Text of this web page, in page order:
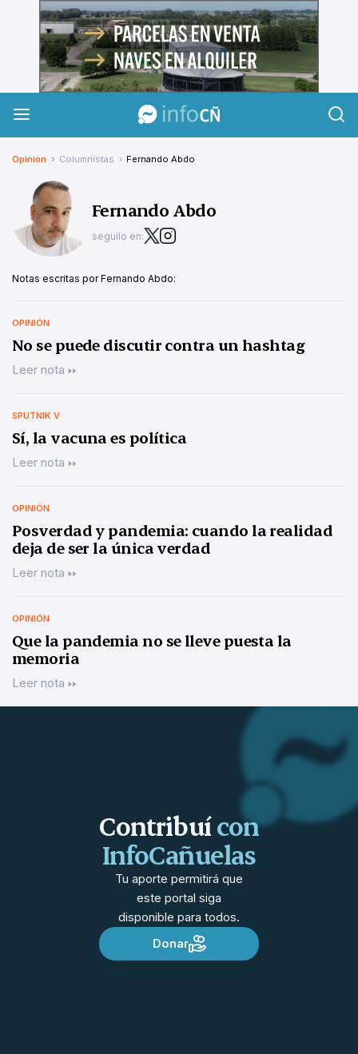
InfoCañuelas
Opinión Columnistas Fernando Abdo
Fernando Abdo
seguilo en:
Notas escritas por Fernando Abdo:
OPINIÓN
No se puede discutir contra un hashtag
Leer nota
SPUTNIK V
Sí, la vacuna es política
Leer nota
OPINIÓN
Posverdad y pandemia: cuando la realidad
deja de ser la única verdad
Leer nota
OPINIÓN
Que la pandemia no se lleve puesta la
memoria
Leer nota
Contribuícon
InfoCañuelas
Tu aporte permitirá que
este portal siga
disponible para todos.
Donar